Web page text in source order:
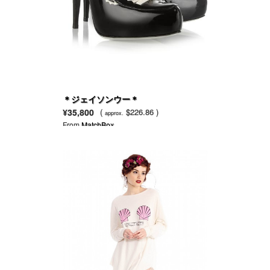
＊ジェイソンウー＊
¥35,800 ( approx. $226.86 )
FromMatchBox